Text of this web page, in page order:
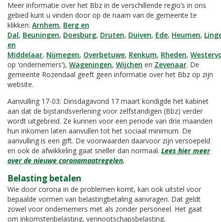
Meer informatie over het Bbz in de verschillende regio’s in ons
gebied kunt u vinden door op de naam van de gemeente te
klikken: Arnhem, Berg en
Dal, Beuningen, Doesburg, Druten, Duiven, Ede, Heumen,
en
Middelaar, Nijmegen, Overbetuwe, Renkum, Rheden,
op ‘ondernemers’), Wageningen, Wijchen en Zevenaar. De
gemeente Rozendaal geeft geen informatie over het Bbz op zijn
website.
Aanvulling 17-03: Dinsdagavond 17 maart kondigde het kabinet
aan dat de bijstandsverlening voor zelfstandigen (Bbz) verder
wordt uitgebreid. Ze kunnen voor een periode van drie maanden
hun inkomen laten aanvullen tot het sociaal minimum. De
aanvulling is een gift. De voorwaarden daarvoor zijn versoepeld
en ook de afwikkeling gaat sneller dan normaal. Lees hier meer
over de nieuwe coronamaatregelen.
Belasting betalen
Wie door corona in de problemen komt, kan ook uitstel voor
bepaalde vormen van belastingbetaling aanvragen. Dat geldt
zowel voor ondernemers met als zonder personeel. Het gaat
om inkomstenbelasting, vennootschapsbelasting,